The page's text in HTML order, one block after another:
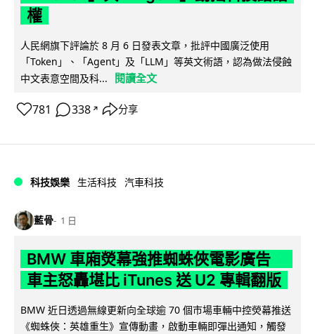
權
人民網旗下評論於 8 月 6 日發表文章，批評中國廣泛使用
「Token」、「Agent」及「LLM」等英文術語，認為做法侵蝕
中文表意空間及科...
閱讀全文
781 338 ↗ 分享
科技娛樂 生活科技 汽車科技
藍骨 1 日
BMW 車廂熒幕強推蜘蛛俠電影廣告
車主怒轟堪比 iTunes 送 U2 專輯翻版
BMW 近日透過無線更新向全球逾 70 個市場車輛中控熒幕推送
《蜘蛛俠：英雄重生》宣傳動畫，啟動車輛即彈出通知，觸發